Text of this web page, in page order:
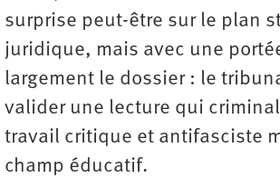
surprise peut-être sur le plan
juridique, mais avec une
largement le dossier : le
valider une lecture qui
travail critique et antifasciste
champ éducatif.